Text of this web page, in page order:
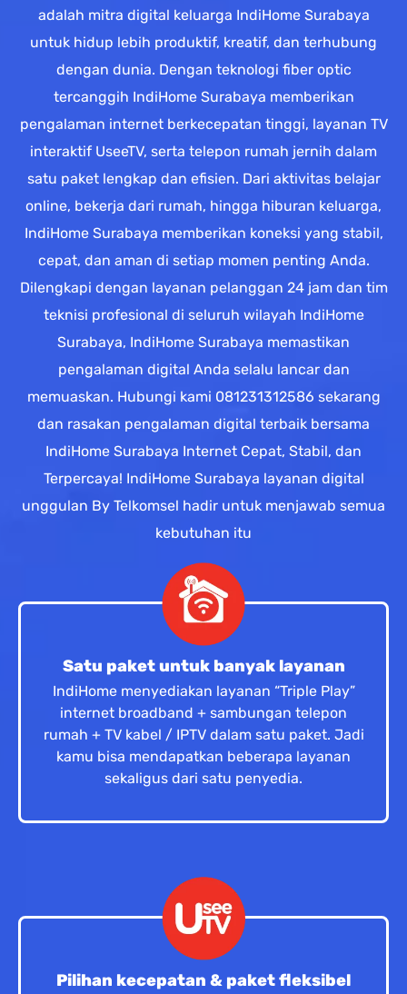
adalah mitra digital keluarga IndiHome Surabaya
untuk hidup lebih produktif, kreatif, dan terhubung
dengan dunia. Dengan teknologi fiber optic
tercanggih IndiHome Surabaya memberikan
pengalaman internet berkecepatan tinggi, layanan TV
interaktif UseeTV, serta telepon rumah jernih dalam
satu paket lengkap dan efisien. Dari aktivitas belajar
online, bekerja dari rumah, hingga hiburan keluarga,
IndiHome Surabaya memberikan koneksi yang stabil,
cepat, dan aman di setiap momen penting Anda.
Dilengkapi dengan layanan pelanggan 24 jam dan tim
teknisi profesional di seluruh wilayah IndiHome
Surabaya, IndiHome Surabaya memastikan
pengalaman digital Anda selalu lancar dan
memuaskan. Hubungi kami 081231312586 sekarang
dan rasakan pengalaman digital terbaik bersama
IndiHome Surabaya Internet Cepat, Stabil, dan
Terpercaya! IndiHome Surabaya layanan digital
unggulan By Telkomsel hadir untuk menjawab semua
kebutuhan itu
Satu paket untuk banyak layanan
IndiHome menyediakan layanan “Triple Play”
internet broadband + sambungan telepon
rumah + TV kabel / IPTV dalam satu paket. Jadi
kamu bisa mendapatkan beberapa layanan
sekaligus dari satu penyedia.
Pilihan kecepatan & paket fleksibel